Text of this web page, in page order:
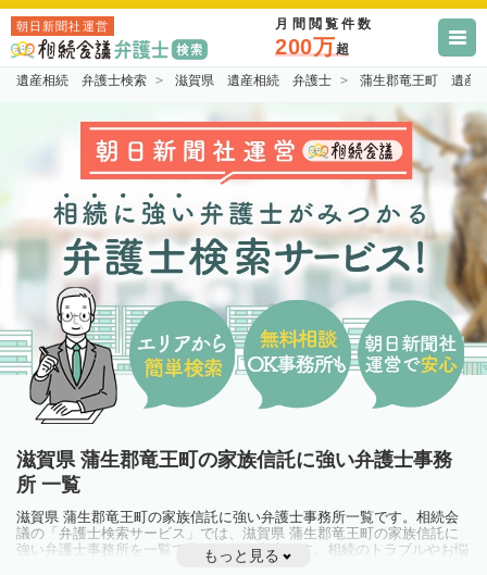
朝日新聞社運営 月間閲覧件数
200万超
遺産相続 弁護士検索 滋賀県 遺産相続 弁護士 蒲生郡竜王町 遺産
滋賀県 蒲生郡竜王町の家族信託に強い弁護士事務
所 一覧
滋賀県 蒲生郡竜王町の家族信託に強い弁護士事務所一覧です。相続会
議の「弁護士検索サービス」では、滋賀県 蒲生郡竜王町の家族信託に
強い弁護士事務所を一覧で見ることが出来ます。相続のトラブルやお悩
みを抱えている方は一度近隣の弁護士に相談してみましょう。
もっと見る